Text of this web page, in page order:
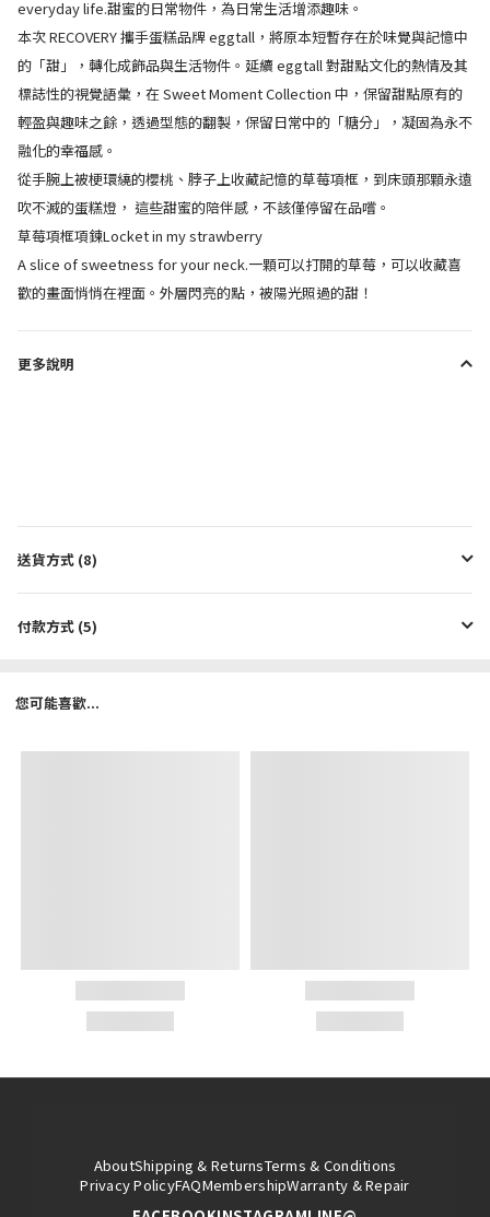
everyday life.甜蜜的日常物件，為日常生活增添趣味。
本次 RECOVERY 攜手蛋糕品牌 eggtall，將原本短暫存在於味覺與記憶中
的「甜」，轉化成飾品與生活物件。延續 eggtall 對甜點文化的熱情及其
標誌性的視覺語彙，在 Sweet Moment Collection 中，保留甜點原有的
輕盈與趣味之餘，透過型態的翻製，保留日常中的「糖分」，凝固為永不
融化的幸福感。
從手腕上被梗環繞的櫻桃、脖子上收藏記憶的草莓項框，到床頭那顆永遠
吹不滅的蛋糕燈， 這些甜蜜的陪伴感，不該僅停留在品嚐。
草莓項框項鍊Locket in my strawberry
A slice of sweetness for your neck.一顆可以打開的草莓，可以收藏喜
歡的畫面悄悄在裡面。外層閃亮的點，被陽光照過的甜！
更多說明
送貨方式 (8)
付款方式 (5)
您可能喜歡...
AboutShipping & ReturnsTerms & Conditions
Privacy PolicyFAQMembershipWarranty & Repair